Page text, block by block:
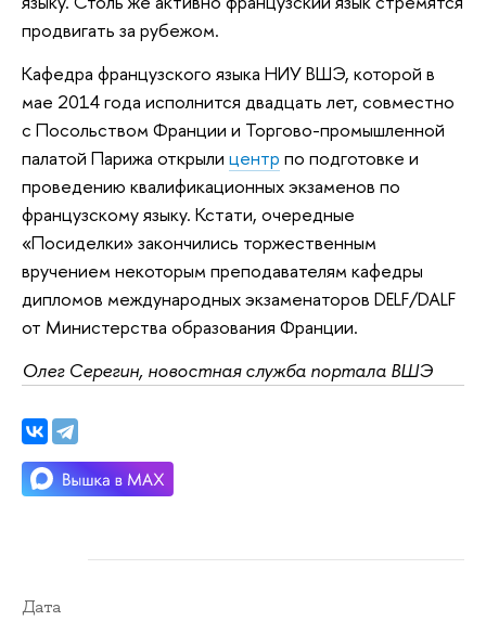
продвигать за рубежом.
Кафедра французского языка НИУ ВШЭ, которой в
мае 2014 года исполнится двадцать лет, совместно
с Посольством Франции и Торгово-промышленной
палатой Парижа открыли центр по подготовке и
проведению квалификационных экзаменов по
французскому языку. Кстати, очередные
«Посиделки» закончились торжественным
вручением некоторым преподавателям кафедры
дипломов международных экзаменаторов DELF/DALF
от Министерства образования Франции.
Олег Серегин, новостная служба портала ВШЭ
Дата